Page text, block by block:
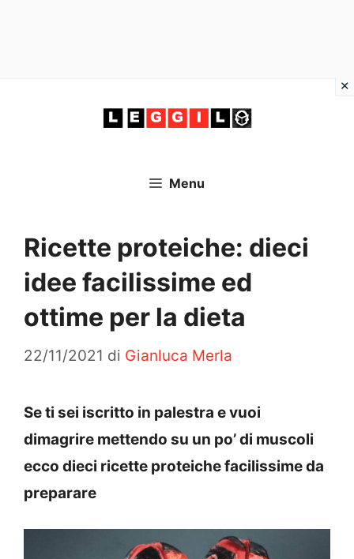
Menu
Ricette proteiche: dieci
idee facilissime ed
ottime per la dieta
22/11/2021 di Gianluca Merla
Se ti sei iscritto in palestra e vuoi
dimagrire mettendo su un po’ di muscoli
ecco dieci ricette proteiche facilissime da
preparare